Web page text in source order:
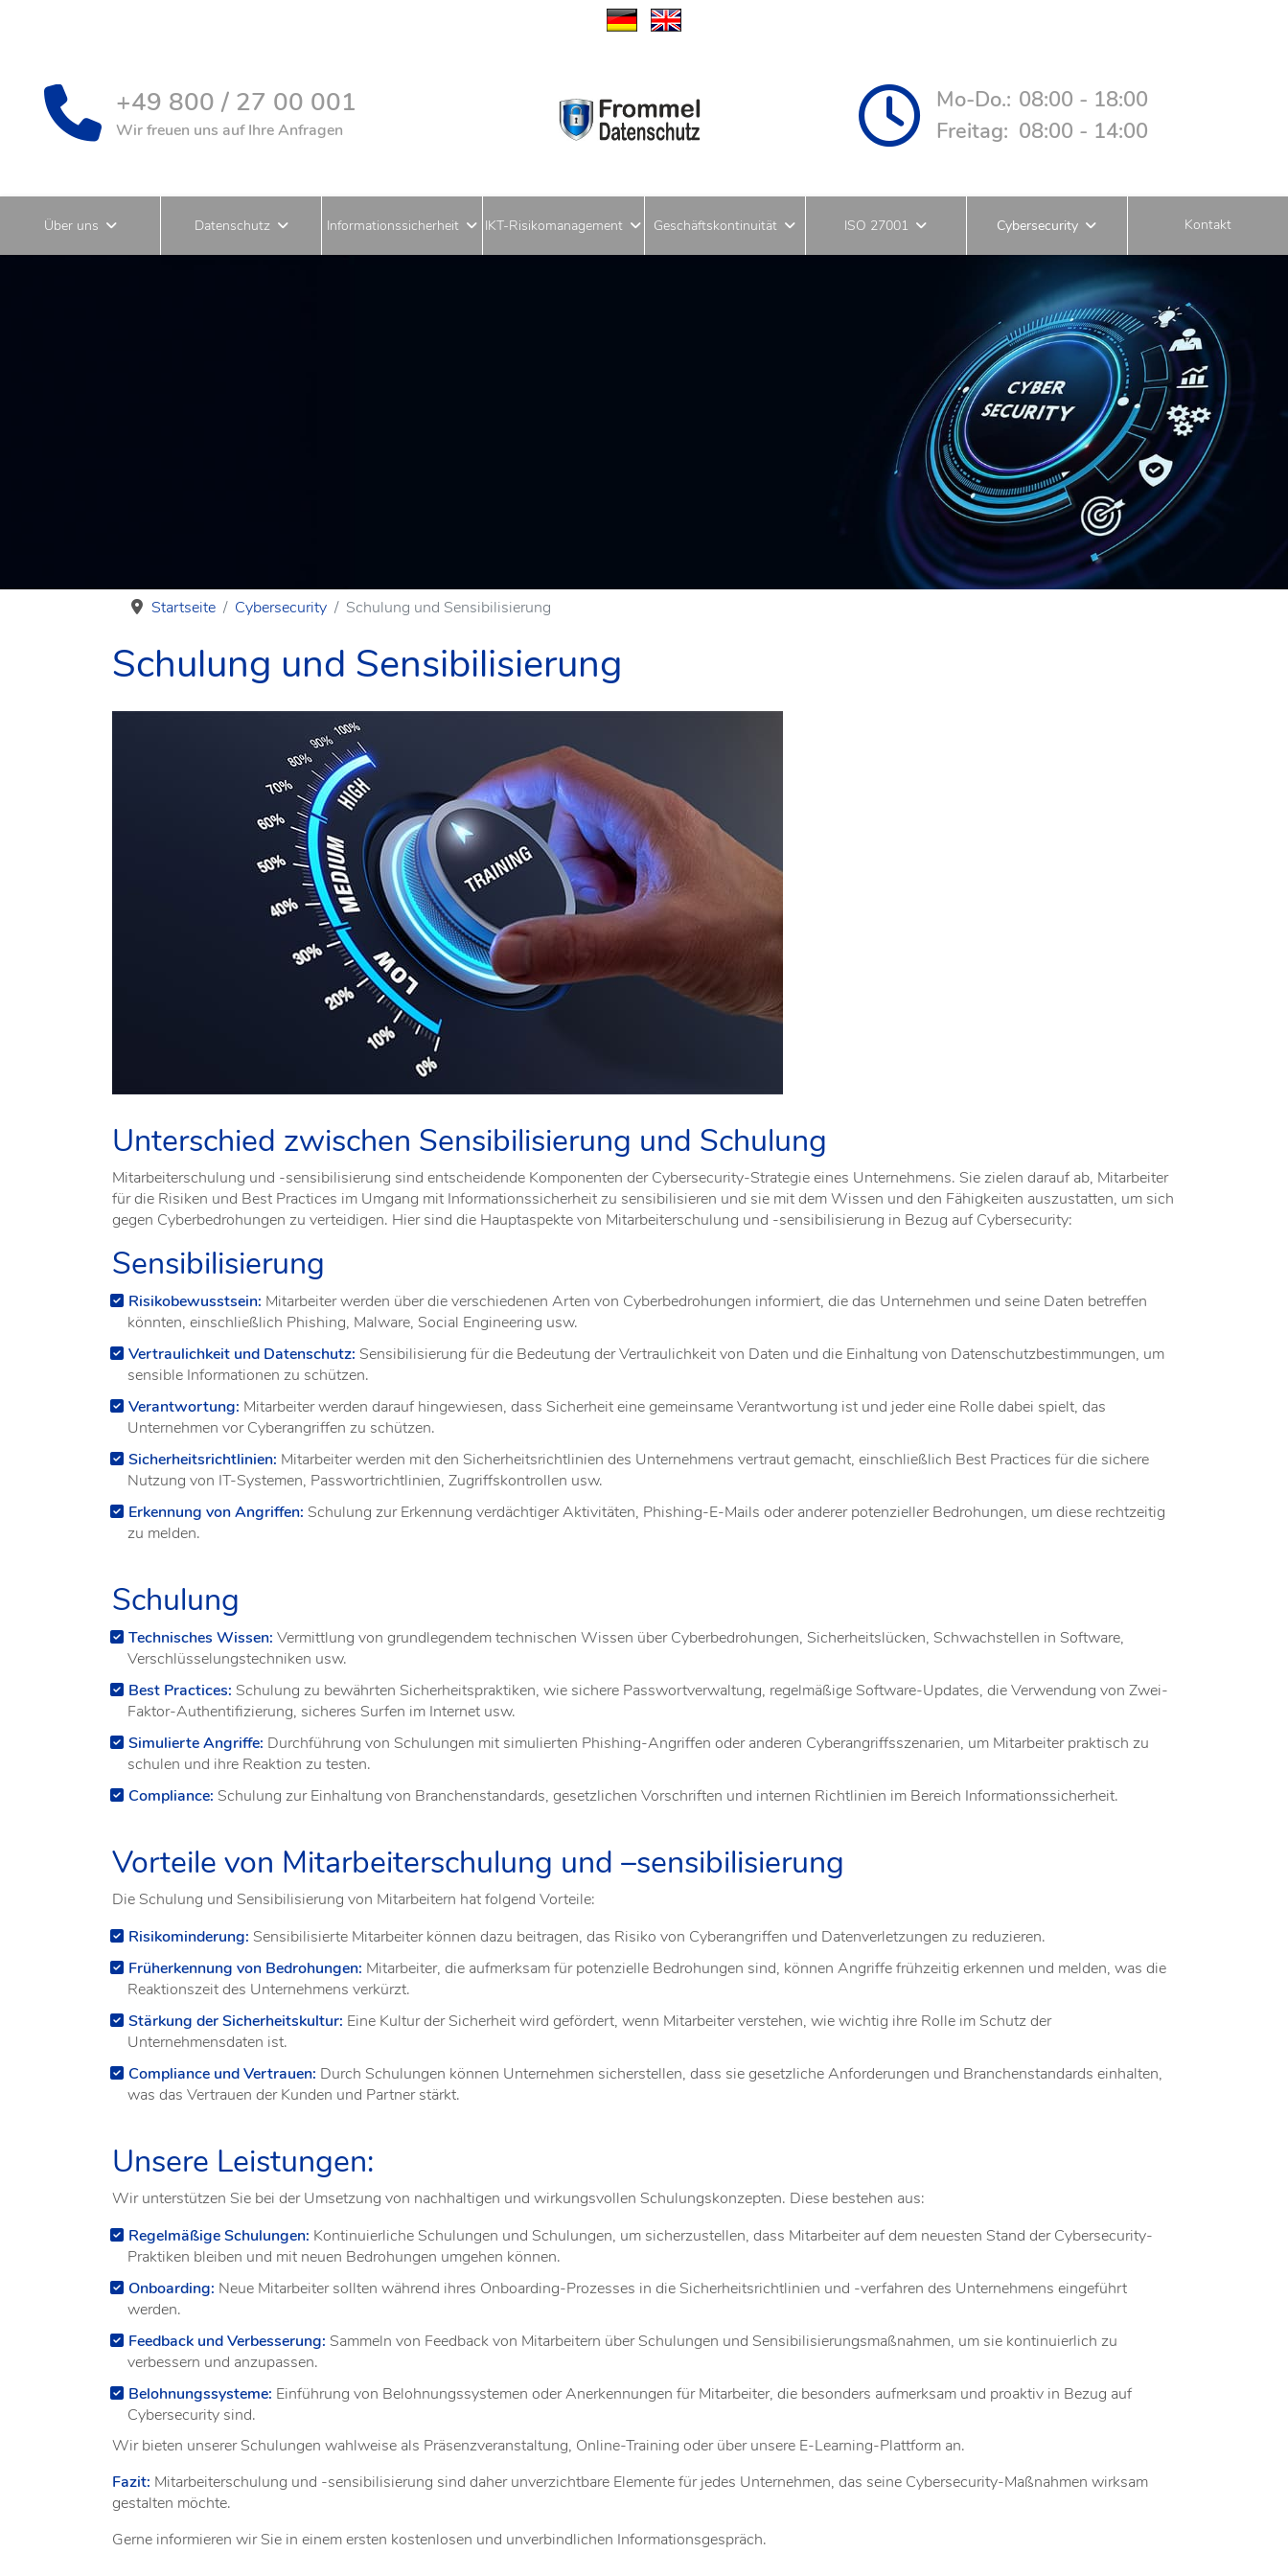
Sprache auswählen
+49 800 / 27 00 001
Wir freuen uns auf Ihre Anfragen
Mo-Do.: 08:00 - 18:00
Freitag: 08:00 - 14:00
Über uns Datenschutz Informationssicherheit IKT-Risikomanagement Geschäftskontinuität ISO 27001 Cybersecurity Kontakt
Startseite Cybersecurity Schulung und Sensibilisierung
Schulung und Sensibilisierung
Unterschied zwischen Sensibilisierung und Schulung
Mitarbeiterschulung und -sensibilisierung sind entscheidende Komponenten der Cybersecurity-Strategie eines Unternehmens. Sie zielen darauf ab, Mitarbeiter
für die Risiken und Best Practices im Umgang mit Informationssicherheit zu sensibilisieren und sie mit dem Wissen und den Fähigkeiten auszustatten, um sich
gegen Cyberbedrohungen zu verteidigen. Hier sind die Hauptaspekte von Mitarbeiterschulung und -sensibilisierung in Bezug auf Cybersecurity:
Sensibilisierung
Risikobewusstsein: Mitarbeiter werden über die verschiedenen Arten von Cyberbedrohungen informiert, die das Unternehmen und seine Daten betreffen
könnten, einschließlich Phishing, Malware, Social Engineering usw.
Vertraulichkeit und Datenschutz: Sensibilisierung für die Bedeutung der Vertraulichkeit von Daten und die Einhaltung von Datenschutzbestimmungen, um
sensible Informationen zu schützen.
Verantwortung: Mitarbeiter werden darauf hingewiesen, dass Sicherheit eine gemeinsame Verantwortung ist und jeder eine Rolle dabei spielt, das
Unternehmen vor Cyberangriffen zu schützen.
Sicherheitsrichtlinien: Mitarbeiter werden mit den Sicherheitsrichtlinien des Unternehmens vertraut gemacht, einschließlich Best Practices für die sichere
Nutzung von IT-Systemen, Passwortrichtlinien, Zugriffskontrollen usw.
Erkennung von Angriffen: Schulung zur Erkennung verdächtiger Aktivitäten, Phishing-E-Mails oder anderer potenzieller Bedrohungen, um diese rechtzeitig
zu melden.
Schulung
Technisches Wissen: Vermittlung von grundlegendem technischen Wissen über Cyberbedrohungen, Sicherheitslücken, Schwachstellen in Software,
Verschlüsselungstechniken usw.
Best Practices: Schulung zu bewährten Sicherheitspraktiken, wie sichere Passwortverwaltung, regelmäßige Software-Updates, die Verwendung von Zwei-
Faktor-Authentifizierung, sicheres Surfen im Internet usw.
Simulierte Angriffe: Durchführung von Schulungen mit simulierten Phishing-Angriffen oder anderen Cyberangriffsszenarien, um Mitarbeiter praktisch zu
schulen und ihre Reaktion zu testen.
Compliance: Schulung zur Einhaltung von Branchenstandards, gesetzlichen Vorschriften und internen Richtlinien im Bereich Informationssicherheit.
Vorteile von Mitarbeiterschulung und –sensibilisierung
Die Schulung und Sensibilisierung von Mitarbeitern hat folgend Vorteile:
Risikominderung: Sensibilisierte Mitarbeiter können dazu beitragen, das Risiko von Cyberangriffen und Datenverletzungen zu reduzieren.
Früherkennung von Bedrohungen: Mitarbeiter, die aufmerksam für potenzielle Bedrohungen sind, können Angriffe frühzeitig erkennen und melden, was die
Reaktionszeit des Unternehmens verkürzt.
Stärkung der Sicherheitskultur: Eine Kultur der Sicherheit wird gefördert, wenn Mitarbeiter verstehen, wie wichtig ihre Rolle im Schutz der
Unternehmensdaten ist.
Compliance und Vertrauen: Durch Schulungen können Unternehmen sicherstellen, dass sie gesetzliche Anforderungen und Branchenstandards einhalten,
was das Vertrauen der Kunden und Partner stärkt.
Unsere Leistungen:
Wir unterstützen Sie bei der Umsetzung von nachhaltigen und wirkungsvollen Schulungskonzepten. Diese bestehen aus:
Regelmäßige Schulungen: Kontinuierliche Schulungen und Schulungen, um sicherzustellen, dass Mitarbeiter auf dem neuesten Stand der Cybersecurity-
Praktiken bleiben und mit neuen Bedrohungen umgehen können.
Onboarding: Neue Mitarbeiter sollten während ihres Onboarding-Prozesses in die Sicherheitsrichtlinien und -verfahren des Unternehmens eingeführt
werden.
Feedback und Verbesserung: Sammeln von Feedback von Mitarbeitern über Schulungen und Sensibilisierungsmaßnahmen, um sie kontinuierlich zu
verbessern und anzupassen.
Belohnungssysteme: Einführung von Belohnungssystemen oder Anerkennungen für Mitarbeiter, die besonders aufmerksam und proaktiv in Bezug auf
Cybersecurity sind.
Wir bieten unserer Schulungen wahlweise als Präsenzveranstaltung, Online-Training oder über unsere E-Learning-Plattform an.
Fazit: Mitarbeiterschulung und -sensibilisierung sind daher unverzichtbare Elemente für jedes Unternehmen, das seine Cybersecurity-Maßnahmen wirksam
gestalten möchte.
Gerne informieren wir Sie in einem ersten kostenlosen und unverbindlichen Informationsgespräch.